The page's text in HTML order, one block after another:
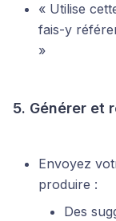
« Utilise
fais-y
»
5. Générer et
Envoyez
produire :
Des